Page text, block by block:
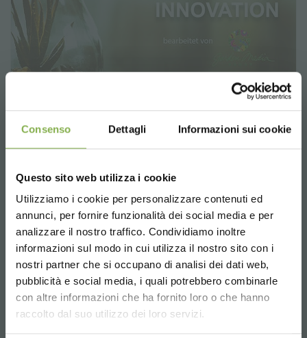
Consenso Dettagli Informazioni sui cookie
Questo sito web utilizza i cookie
Utilizziamo i cookie per personalizzare contenuti ed
annunci, per fornire funzionalità dei social media e per
analizzare il nostro traffico. Condividiamo inoltre
informazioni sul modo in cui utilizza il nostro sito con i
nostri partner che si occupano di analisi dei dati web,
pubblicità e social media, i quali potrebbero combinarle
con altre informazioni che ha fornito loro o che hanno
raccolto dal suo utilizzo dei loro servizi.
Der Gartentrendbericht 2022 kommt bald!
02.09.2021
Der Bericht, um herauszufinden, wie das Gartencenter die
Trends nutzen und für mehr Kunden gewinnen kann
Choose the country you are in and your
language for a better browsing experience
TAUCHE EIN IN UNSERE
WELT!
Ein kleines Geschenk für dich...
5 % Rabattauf deine erste Bestellung *
2 % Rabatt immerauf tutti deine